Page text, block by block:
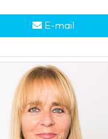
E-mail